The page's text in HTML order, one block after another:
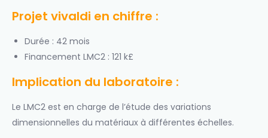
Projet vivaldi en chiffre :
Durée : 42 mois
Financement LMC2 : 121 k£
Implication du laboratoire :
Le LMC2 est en charge de l’étude des variations
dimensionnelles du matériaux à différentes échelles.